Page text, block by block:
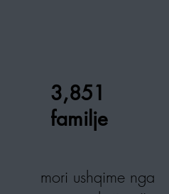
3,851
familje
mori ushqime nga